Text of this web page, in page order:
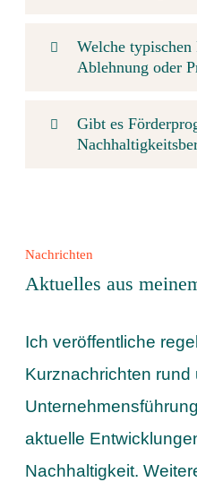
Welche
Ablehnung oder
Gibt es
Nachrichten
Aktuelles aus
Ich veröffentliche
Kurznachrichten rund
aktuelle
Nachhaltigkeit.